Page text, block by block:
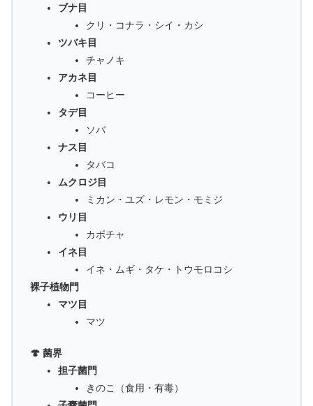
ブナ目
クリ・コナラ・シイ・カシ
ツバキ目
チャノキ
アカネ目
コーヒー
タデ目
ソバ
ナス目
タバコ
ムクロジ目
ミカン・ユズ・レモン・モミジ
ウリ目
カボチャ
イネ目
イネ・ムギ・タケ・トウモロコシ
裸子植物門
マツ目
マツ
🍄 菌界
担子菌門
きのこ（食用・有毒）